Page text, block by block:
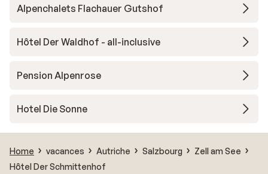
Alpenchalets Flachauer Gutshof
Hôtel Der Waldhof - all-inclusive
Pension Alpenrose
Hotel Die Sonne
Home vacances Autriche Salzbourg
Zell am See
Hôtel Der Schmittenhof